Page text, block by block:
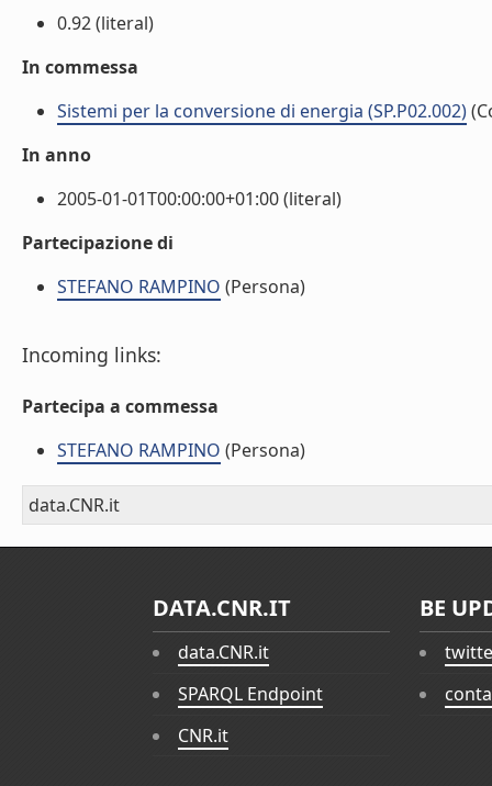
0.92 (literal)
In commessa
Sistemi per la conversione di energia (SP.P02.002)
In anno
2005-01-01T00:00:00+01:00 (literal)
Partecipazione di
STEFANO RAMPINO (Persona)
Incoming links:
Partecipa a commessa
STEFANO RAMPINO (Persona)
data.CNR.it
DATA.CNR.IT
data.CNR.it
SPARQL Endpoint
CNR.it
BE